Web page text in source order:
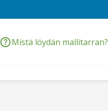
Mistä löydän mallitarran?